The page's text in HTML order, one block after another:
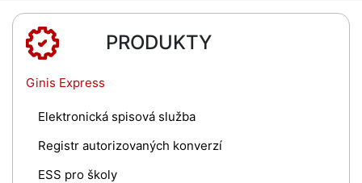
PRODUKTY
Ginis Express
Elektronická spisová služba
Registr autorizovaných konverzí
ESS pro školy